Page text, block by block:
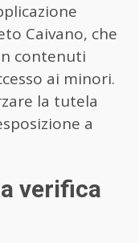
Caivano, che
contenuti
ai minori.
la tutela
a
verifica